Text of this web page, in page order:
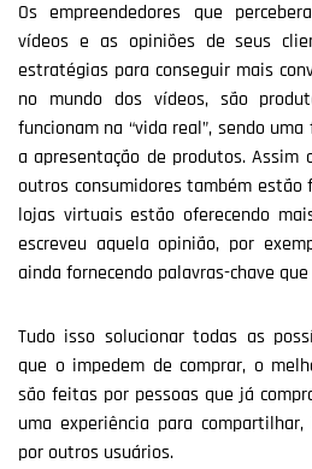
Os empreendedores que
vídeos e as opiniões de seus
estratégias para conseguir mais
no mundo dos vídeos, são
funcionam na “vida real”, sendo
a apresentação de produtos.
outros consumidores também estão
lojas virtuais estão oferecendo
escreveu aquela opinião, por
ainda fornecendo palavras-chave
Tudo isso solucionar todas as
que o impedem de comprar, o
são feitas por pessoas que já
uma experiência para
por outros usuários.